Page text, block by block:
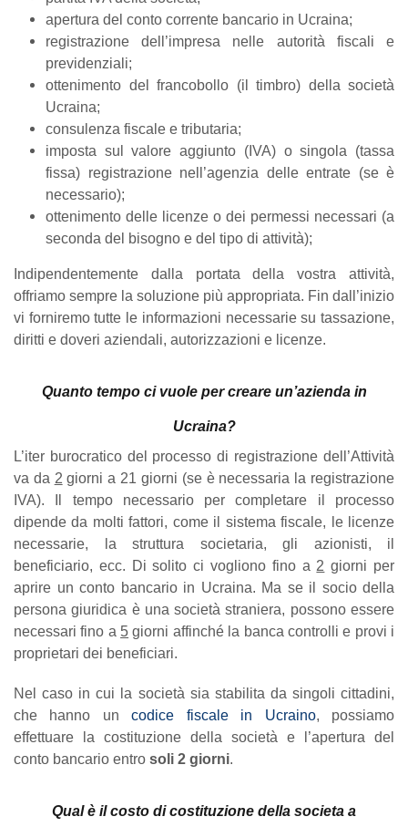
apertura del conto corrente bancario in Ucraina;
registrazione dell’impresa nelle autorità fiscali e
previdenziali;
ottenimento del francobollo (il timbro) della società
Ucraina;
consulenza fiscale e tributaria;
imposta sul valore aggiunto (IVA) o singola (tassa
fissa) registrazione nell’agenzia delle entrate (se è
necessario);
ottenimento delle licenze o dei permessi necessari (a
seconda del bisogno e del tipo di attività);
Indipendentemente dalla portata della vostra attività,
offriamo sempre la soluzione più appropriata. Fin dall’inizio
vi forniremo tutte le informazioni necessarie su tassazione,
diritti e doveri aziendali, autorizzazioni e licenze.
Quanto tempo ci vuole per creare un’azienda in
Ucraina?
L’iter burocratico del processo di registrazione dell’Attività
va da 2 giorni a 21 giorni (se è necessaria la registrazione
IVA). Il tempo necessario per completare il processo
dipende da molti fattori, come il sistema fiscale, le licenze
necessarie, la struttura societaria, gli azionisti, il
beneficiario, ecc. Di solito ci vogliono fino a 2 giorni per
aprire un conto bancario in Ucraina. Ma se il socio della
persona giuridica è una società straniera, possono essere
necessari fino a 5 giorni affinché la banca controlli e provi i
proprietari dei beneficiari.
Nel caso in cui la società sia stabilita da singoli cittadini,
che hanno uncodice fiscale in Ucraino, possiamo
effettuare la costituzione della società e l’apertura del
conto bancario entro soli 2 giorni.
Qual è il costo di costituzione della societa a